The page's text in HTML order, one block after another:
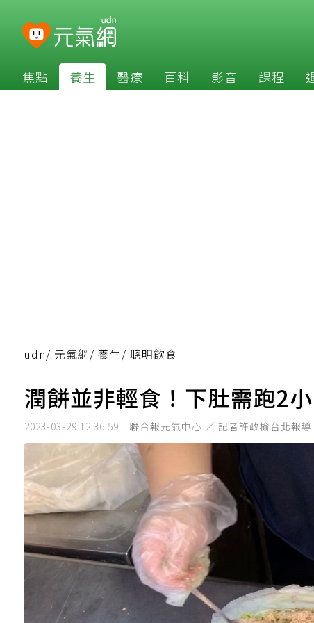
焦點 養生 醫療 百科 影音 課程
udn/ 元氣網/ 養生/ 聰明飲食
潤餅並非輕食！下肚需跑2
2023-03-29 12:36:59 聯合報元氣中心 ／ 記者許政榆台北報導